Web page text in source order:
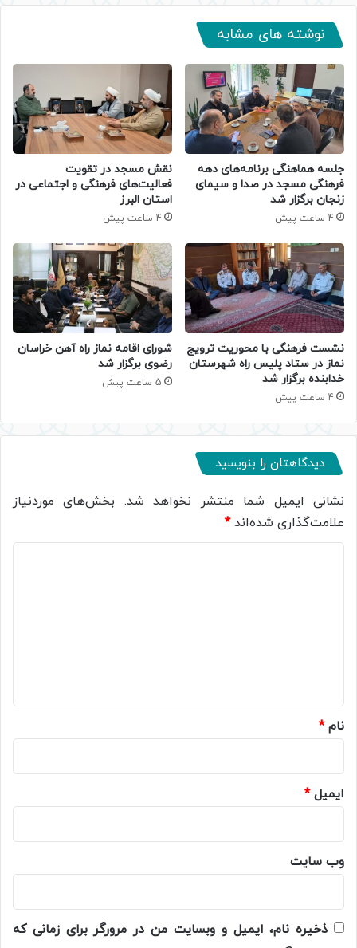
نوشته های مشابه
جلسه هماهنگی برنامه‌های دهه
فرهنگی مسجد در صدا و سیمای
زنجان برگزار شد
4 ساعت پیش
نقش مسجد در تقویت
فعالیت‌های فرهنگی و اجتماعی در
استان البرز
4 ساعت پیش
نشست فرهنگی با محوریت ترویج
نماز در ستاد پلیس راه شهرستان
خدابنده برگزار شد
4 ساعت پیش
شورای اقامه نماز راه آهن خراسان
رضوی برگزار شد
5 ساعت پیش
دیدگاهتان را بنویسید
نشانی ایمیل شما منتشر نخواهد شد. بخش‌های موردنیاز
علامت‌گذاری شده‌اند*
نام*
ایمیل*
وب‌ سایت
ذخیره نام، ایمیل و وبسایت من در مرورگر برای زمانی که